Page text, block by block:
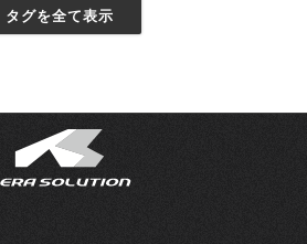
タグを全て表示